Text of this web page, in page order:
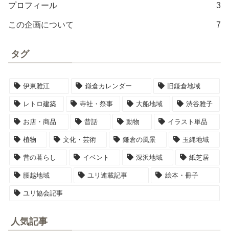
プロフィール 3
この企画について 7
タグ
伊東雅江 鎌倉カレンダー 旧鎌倉地域
レトロ建築 寺社・祭事 大船地域 渋谷雅子
お店・商品 昔話 動物 イラスト単品
植物 文化・芸術 鎌倉の風景 玉縄地域
昔の暮らし イベント 深沢地域 紙芝居
腰越地域 ユリ連載記事 絵本・冊子
ユリ協会記事
人気記事